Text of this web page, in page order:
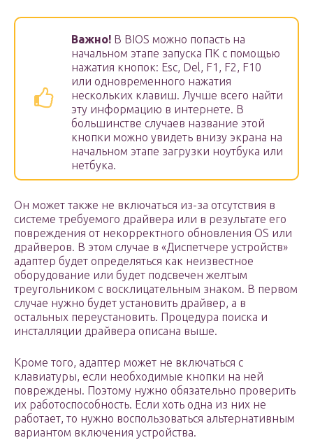
Важно! В BIOS можно попасть на
начальном этапе запуска ПК с помощью
нажатия кнопок: Esc, Del, F1, F2, F10
или одновременного нажатия
нескольких клавиш. Лучше всего найти
эту информацию в интернете. В
большинстве случаев название этой
кнопки можно увидеть внизу экрана на
начальном этапе загрузки ноутбука или
нетбука.
Он может также не включаться из-за отсутствия в
системе требуемого драйвера или в результате его
повреждения от некорректного обновления OS или
драйверов. В этом случае в «Диспетчере устройств»
адаптер будет определяться как неизвестное
оборудование или будет подсвечен желтым
треугольником с восклицательным знаком. В первом
случае нужно будет установить драйвер, а в
остальных переустановить. Процедура поиска и
инсталляции драйвера описана выше.
Кроме того, адаптер может не включаться с
клавиатуры, если необходимые кнопки на ней
повреждены. Поэтому нужно обязательно проверить
их работоспособность. Если хоть одна из них не
работает, то нужно воспользоваться альтернативным
вариантом включения устройства.